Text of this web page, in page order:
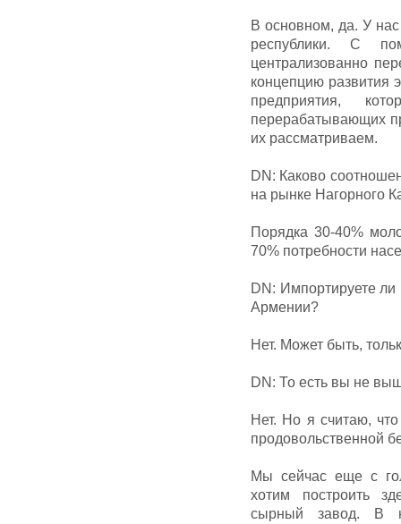
В основном, да. У
республики. С
централизованно
концепцию развития
предприятия,
перерабатывающих
их рассматриваем.
DN: Каково
на рынке Нагорного
Порядка 30-40%
70% потребности
DN: Импортируете
Армении?
Нет. Может быть,
DN: То есть вы не
Нет. Но я считаю,
продовольственной
Мы сейчас еще с
хотим построить
сырный завод. В